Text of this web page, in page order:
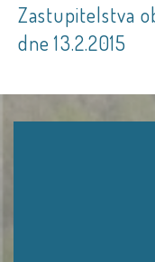
Zastupitelstva
dne 13.2.2015